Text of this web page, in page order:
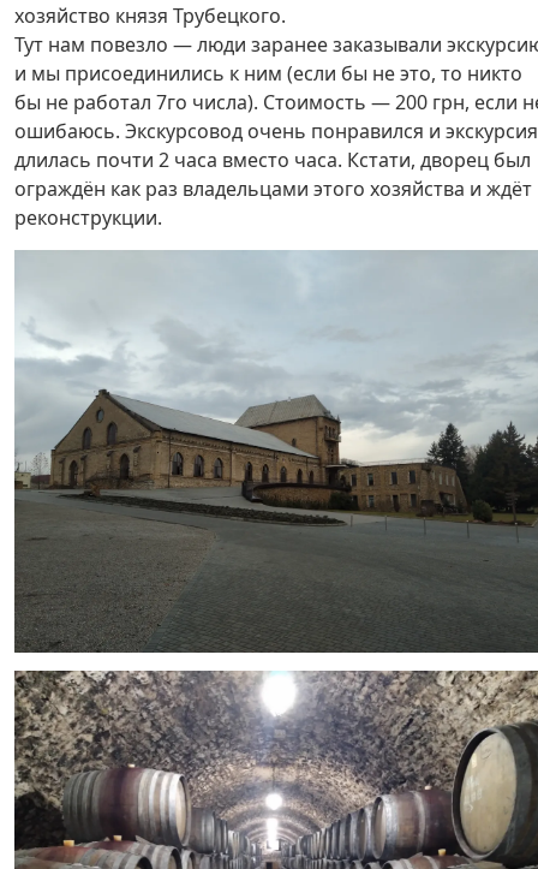
хозяйство князя Трубецкого.
Тут нам повезло — люди заранее заказывали
и мы присоединились к ним (если бы не это, то никто
бы не работал 7го числа). Стоимость — 200 грн, если
ошибаюсь. Экскурсовод очень понравился и экскурсия
длилась почти 2 часа вместо часа. Кстати, дворец был
ограждён как раз владельцами этого хозяйства и ждёт
реконструкции.